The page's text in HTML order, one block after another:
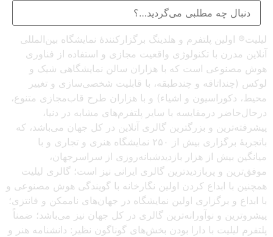
لیلیت® اولین پلتفرم و هلدینگ برگزارکنندهٔ نمایشگاه بین‌المللی
آنلاین مدرن با تکنولوژی واقعیت مجازی و استفاده از فناوری
هوش مصنوعی است که با هزاران سالن نمایشگاهی شیک و
لوکس (چنداتاقه و چندطبقه، با قابلیت شخصی‌سازی و تغییر
محیط، دکوراسیون و اشیاء) و با هزاران طرح قاب‌مجازی متنوع،
درحال‌حاضر درمقایسه با سایر پلتفرم‌های مشابه در دنیا،
پیشرفته‌ترین و بزرگترین گالری آنلاین در کل جهان می‌باشد، که
باتجربهٔ برگزاری بیش از ۲۵۰ نمایشگاه هنری و تجاری و با
میانگین بیش از هزار بازدیدشبانه‌روزی از سراسرجهان،
موفق‌ترین و پربازدیدترین گالری ایرانی نیز است؛ گالری لیلیت
همچنین با ابداع کردن اولین نگارخانه با گویندگی هوش مصنوعی و
با ابداع و برگزاری اولین نمایشگاه در جهان‌های ناممکن و فانتزی؛
پیشروترین و نوآورانه‌ترین گالری در کل جهان نیز می‌باشد؛ ضمناً
پلتفرم لیلیت با دارا بودن بخش‌های گوناگون نظیر: دانشنامه هنر و